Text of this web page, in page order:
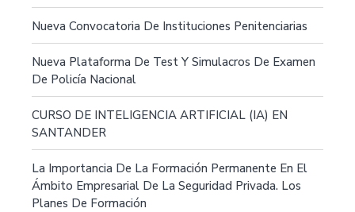
Nueva Convocatoria De Instituciones Penitenciarias
Nueva Plataforma De Test Y Simulacros De Examen
De Policía Nacional
CURSO DE INTELIGENCIA ARTIFICIAL (IA) EN
SANTANDER
La Importancia De La Formación Permanente En El
Ámbito Empresarial De La Seguridad Privada. Los
Planes De Formación